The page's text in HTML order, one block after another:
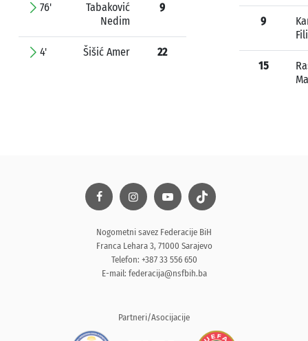
76'
Tabaković
Nedim
9
4' Šišić Amer 22
9
15
Nogometni savez Federacije BiH
Franca Lehara 3, 71000 Sarajevo
Telefon: +387 33 556 650
E-mail: federacija@nsfbih.ba
Partneri/Asocijacije